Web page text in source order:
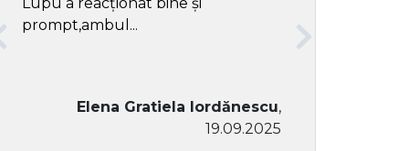
prompt,ambul...
Elena Gratiela Iordănescu,
19.09.2025